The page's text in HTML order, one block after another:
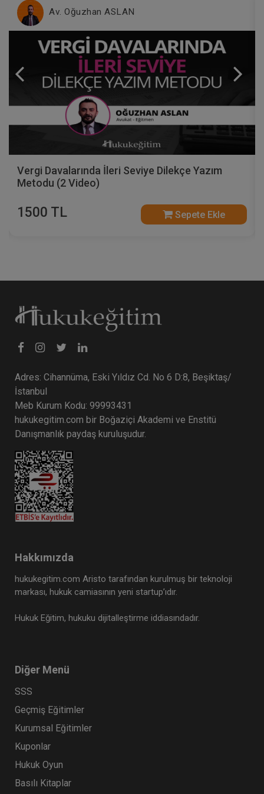
Av. Oğuzhan ASLAN
Vergi Davalarında İleri Seviye Dilekçe Yazım
Metodu (2 Video)
1500 TL Sepete Ekle
Adres: Cihannüma, Eski Yıldız Cd. No 6 D:8, Beşiktaş/
İstanbul
Meb Kurum Kodu: 99993431
hukukegitim.com bir Boğaziçi Akademi ve Enstitü
Danışmanlık paydaş kuruluşudur.
Hakkımızda
hukukegitim.com Aristo tarafından kurulmuş bir teknoloji
markası, hukuk camiasının yeni startup’ıdır.
Hukuk Eğitim, hukuku dijitalleştirme iddiasındadır.
Diğer Menü
SSS
Geçmiş Eğitimler
Kurumsal Eğitimler
Kuponlar
Hukuk Oyun
Basılı Kitaplar